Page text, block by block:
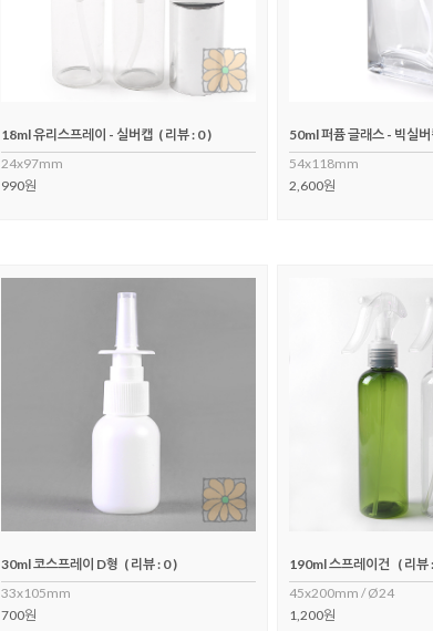
18ml 유리스프레이 - 실버캡 ( 리뷰 : 0 )
24x97mm
990원
50ml 퍼퓸 글래스 - 빅실
54x118mm
2,600원
30ml 코스프레이 D형 ( 리뷰 : 0 )
33x105mm
700원
190ml 스프레이건 ( 리뷰
45x200mm / Ø24
1,200원